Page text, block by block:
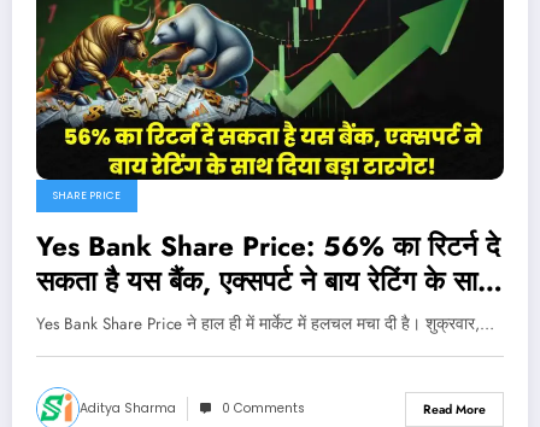
SHARE PRICE
Yes Bank Share Price: 56% का रिटर्न दे
सकता है यस बैंक, एक्सपर्ट ने बाय रेटिंग के साथ
दिया बड़ा टारगेट!
Yes Bank Share Price ने हाल ही में मार्केट में हलचल मचा दी है। शुक्रवार,…
Aditya Sharma 0 Comments Read More